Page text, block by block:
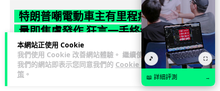
本網站正使用 Cookie
我們使用 Cookie 改善網站體驗。 繼續使用
我們的網站即表示您同意我們的 Cookie 政
策 。
特朗普嘲電動車主有里程病 剩 75% 電
量即焦慮發作 狂言一手終結電車指令
特朗普在拉斯維加斯造勢大會上公開嘲諷電動車車主患有「里
程焦慮病」，聲稱電量剩 75% 便發作，並重申已廢除電動車強
制令。惟專業車媒隨即反駁，...
🎵 ⛶
📖 詳細評測 →